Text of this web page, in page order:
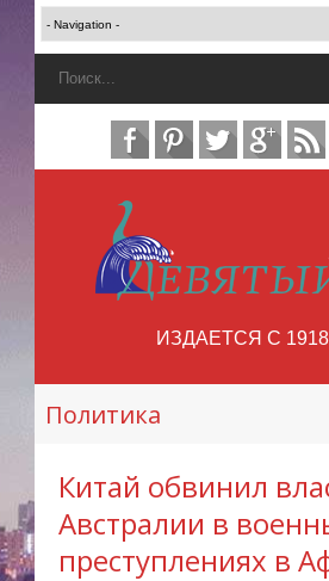
ИЗДАЕТСЯ С
Китай обвинил
Австралии в
преступлениях в